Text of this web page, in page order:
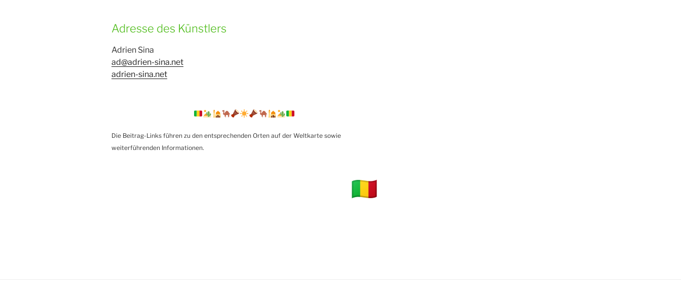
Adresse des Künstlers
Adrien Sina
ad@adrien-sina.net
adrien-sina.net
Die Beitrag-Links führen zu den entsprechenden Orten auf der Weltkarte sowie
weiterführenden Informationen.